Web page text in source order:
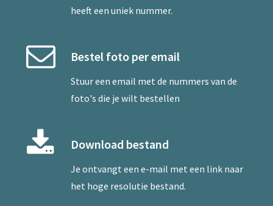
heeft een uniek nummer.
Bestel foto per email
Stuur een email met de nummers van de
foto's die je wilt bestellen
Download bestand
Je ontvangt een e-mail met een link naar
het hoge resolutie bestand.